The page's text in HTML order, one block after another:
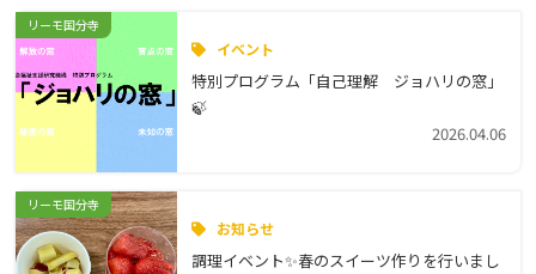
リーモ国分寺
イベント
特別プログラム「自己理解 ジョハリの窓」
🍃
2026.04.06
リーモ国分寺
お知らせ
調理イベント✨春のスイーツ作りを行いまし